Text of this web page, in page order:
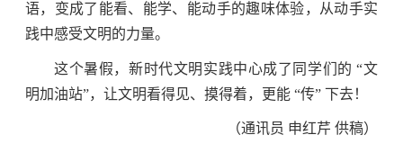
语，变成了能看、能学、能动手的趣味体验，从动手实
践中感受文明的力量。
这个暑假，新时代文明实践中心成了同学们的 “文
明加油站”，让文明看得见、摸得着，更能 “传” 下去！
（通讯员 申红芹 供稿）